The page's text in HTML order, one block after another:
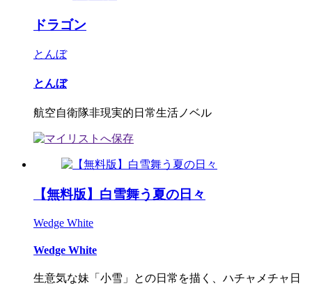
ドラゴン
とんぼ
とんぼ
航空自衛隊非現実的日常生活ノベル
【無料版】白雪舞う夏の日々
Wedge White
Wedge White
生意気な妹「小雪」との日常を描く、ハチャメチャ日